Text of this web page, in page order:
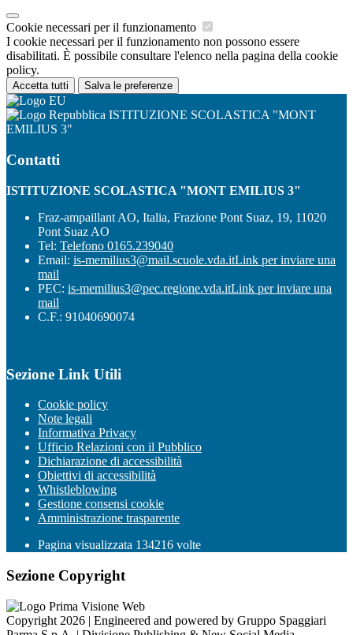
Cookie necessari per il funzionamento
I cookie necessari per il funzionamento non possono essere
disabilitati. È possibile consultare l'elenco nella pagina della cookie
policy.
Accetta tutti Salva le preferenze
ISTITUZIONE SCOLASTICA "MONT
EMILIUS 3"
Contatti
ISTITUZIONE SCOLASTICA "MONT EMILIUS 3"
Fraz-ampaillant AO, Italia, Frazione Pont Suaz, 19, 11020
Pont Suaz AO
Tel: Telefono 0165.239040
Email: is-memilius3@mail.scuole.vda.itLink per inviare una
mail
PEC: is-memilius3@pec.regione.vda.itLink per inviare una
mail
C.F.: 91040690074
Sezione Link Utili
Cookie policy
Note legali
Informativa Privacy
Ufficio Relazioni con il Pubblico
Dichiarazione di accessibilità
Obiettivi di accessibilità
Whistleblowing
Gestione consensi cookie
Amministrazione trasparente
Pagina visualizzata 134216 volte
Sezione Copyright
Copyright 2026 | Engineered and powered by Gruppo Spaggiari